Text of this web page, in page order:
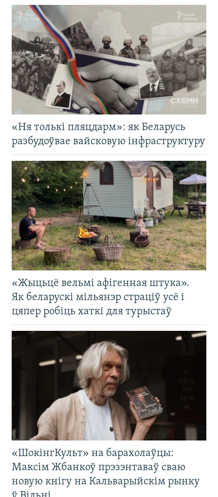
«Ня толькі пляцдарм»: як Беларусь
разбудоўвае вайсковую інфраструктуру
«Жыцьцё вельмі афігенная штука».
Як беларускі мільянэр страціў усё і
цяпер робіць хаткі для турыстаў
«ШокінгКульт» на барахолаўцы:
Максім Жбанкоў прэзэнтаваў сваю
новую кнігу на Кальварыйскім рынку